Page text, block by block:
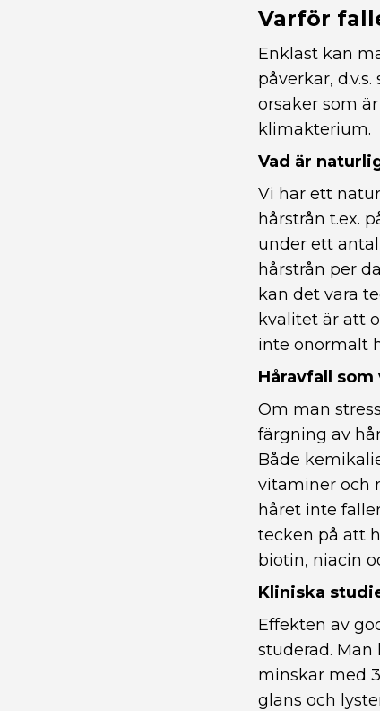
Varför
Enklast kan
påverkar,
orsaker som
klimakterium.
Vad är
Vi har ett
hårstrån t.ex.
under ett
hårstrån per
kan det vara
kvalitet är att
inte onormalt
Håravfall
Om man
färgning av
Både
vitaminer och
håret inte
tecken på att
biotin, niacin
Kliniska
Effekten av
studerad.
minskar med
glans och